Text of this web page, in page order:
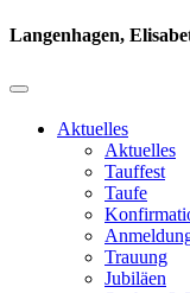
Langenhagen,
Aktuelles
Aktuelles
Tauffest
Taufe
Trauung
Jubiläen